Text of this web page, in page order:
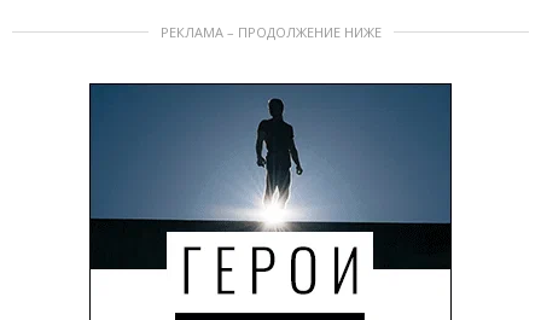
РЕКЛАМА – ПРОДОЛЖЕНИЕ НИЖЕ